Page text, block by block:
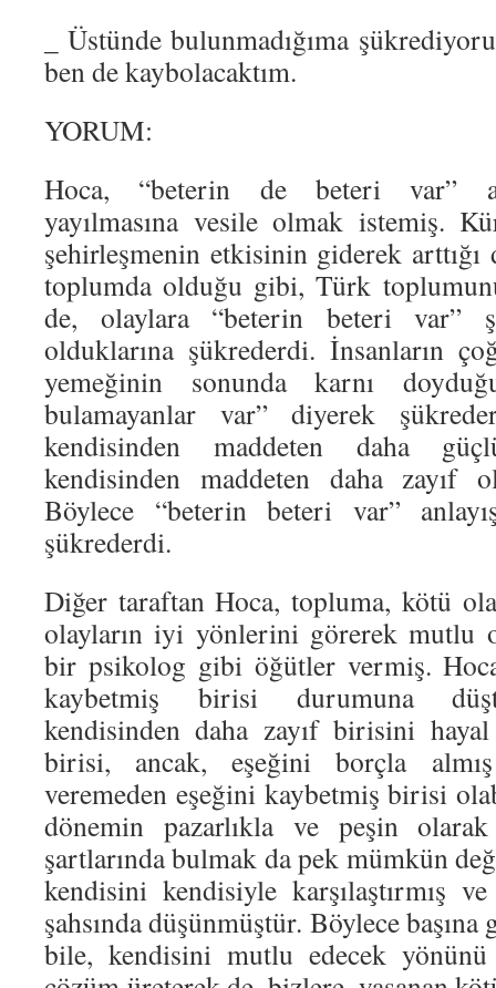
_ Üstünde bulunmadığıma
ben de kaybolacaktım.
YORUM:
Hoca, “beterin de beteri var”
yayılmasına vesile olmak istemiş.
şehirleşmenin etkisinin giderek arttığı
toplumda olduğu gibi, Türk
de, olaylara “beterin beteri var”
olduklarına şükrederdi. İnsanların
yemeğinin sonunda karnı
bulamayanlar var” diyerek
kendisinden maddeten daha
kendisinden maddeten daha zayıf
Böylece “beterin beteri var”
şükrederdi.
Diğer taraftan Hoca, topluma, kötü
olayların iyi yönlerini görerek mutlu
bir psikolog gibi öğütler vermiş.
kaybetmiş birisi durumuna
kendisinden daha zayıf birisini
birisi, ancak, eşeğini borçla
veremeden eşeğini kaybetmiş birisi
dönemin pazarlıkla ve peşin
şartlarında bulmak da pek mümkün
kendisini kendisiyle karşılaştırmış
şahsında düşünmüştür. Böylece
bile, kendisini mutlu edecek